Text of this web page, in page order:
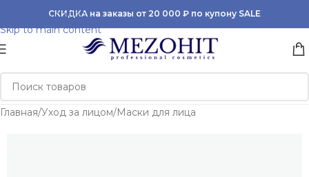
Skip to navigation
Skip to main content
СКИДКА на заказы от 20 000 ₽ по купону SALE
Главная/Уход за лицом/Маски для лица